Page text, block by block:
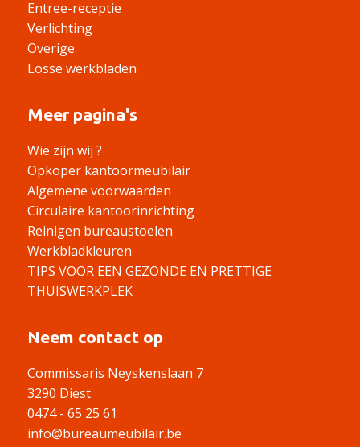
Entree-receptie
Verlichting
Overige
Losse werkbladen
Meer pagina's
Wie zijn wij ?
Opkoper kantoormeubilair
Algemene voorwaarden
Circulaire kantoorinrichting
Reinigen bureaustoelen
Werkbladkleuren
TIPS VOOR EEN GEZONDE EN PRETTIGE
THUISWERKPLEK
Neem contact op
Commissaris Neyskenslaan 7
3290 Diest
0474 - 65 25 61
info@bureaumeubilair.be